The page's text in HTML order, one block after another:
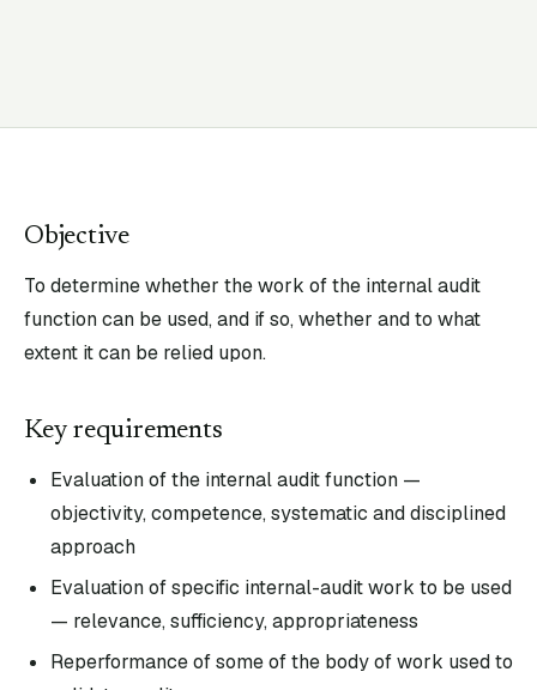
Objective
To determine whether the work of the internal audit
function can be used, and if so, whether and to what
extent it can be relied upon.
Key requirements
Evaluation of the internal audit function —
objectivity, competence, systematic and disciplined
approach
Evaluation of specific internal-audit work to be used
— relevance, sufficiency, appropriateness
Reperformance of some of the body of work used to